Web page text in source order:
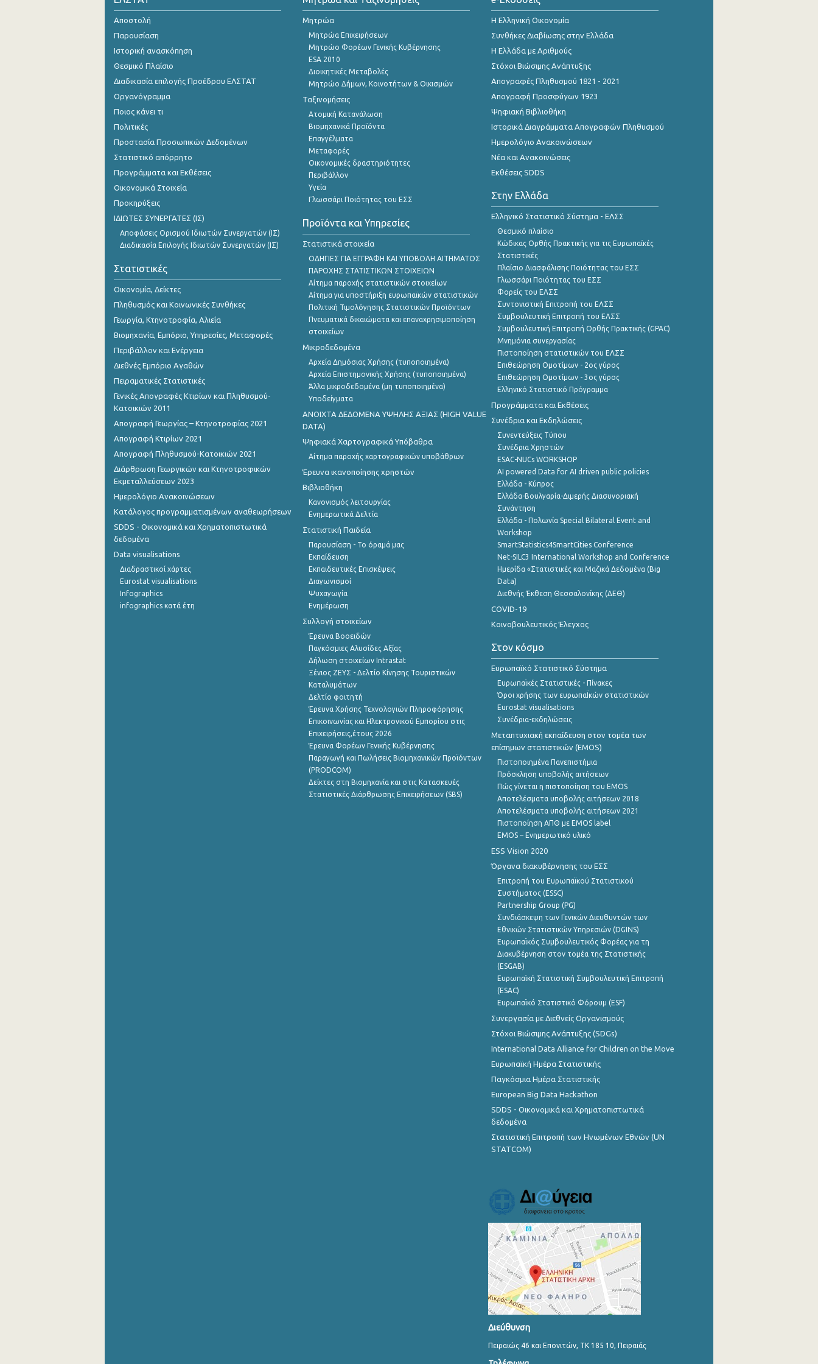
1999
Αποστολή
Παρουσίαση
Ιστορική ανασκόπηση
Θεσμικό Πλαίσιο
Διαδικασία επιλογής Προέδρου ΕΛΣΤΑΤ
Οργανόγραμμα
Ποιος κάνει τι
Πολιτικές
Προστασία Προσωπικών Δεδομένων
Στατιστικό απόρρητο
Προγράμματα και Εκθέσεις
Οικονομικά Στοιχεία
Προκηρύξεις
ΙΔΙΩΤΕΣ ΣΥΝΕΡΓΑΤΕΣ (ΙΣ)
Αποφάσεις Ορισμού Ιδιωτών Συνεργατών (ΙΣ)
Διαδικασία Επιλογής Ιδιωτών Συνεργατών (ΙΣ)
Στατιστικές
Οικονομία, Δείκτες
Πληθυσμός και Κοινωνικές Συνθήκες
Γεωργία, Κτηνοτροφία, Αλιεία
Βιομηχανία, Εμπόριο, Υπηρεσίες, Μεταφορές
Περιβάλλον και Ενέργεια
Διεθνές Εμπόριο Αγαθών
Πειραματικές Στατιστικές
Γενικές Απογραφές Κτιρίων και Πληθυσμού-
Κατοικιών 2011
Απογραφή Γεωργίας – Κτηνοτροφίας 2021
Απογραφή Κτιρίων 2021
Απογραφή Πληθυσμού-Κατοικιών 2021
Διάρθρωση Γεωργικών και Κτηνοτροφικών
Εκμεταλλεύσεων 2023
Ημερολόγιο Ανακοινώσεων
Κατάλογος προγραμματισμένων αναθεωρήσεων
SDDS - Οικονομικά και Χρηματοπιστωτικά
δεδομένα
Data visualisations
Διαδραστικοί χάρτες
Eurostat visualisations
Infographics
infographics κατά έτη
Μητρώα
Μητρώα Επιχειρήσεων
Μητρώο Φορέων Γενικής Κυβέρνησης
ESA 2010
Διοικητικές Μεταβολές
Μητρώο Δήμων, Κοινοτήτων & Οικισμών
Ταξινομήσεις
Ατομική Κατανάλωση
Βιομηχανικά Προϊόντα
Επαγγέλματα
Μεταφορές
Οικονομικές δραστηριότητες
Περιβάλλον
Υγεία
Γλωσσάρι Ποιότητας του ΕΣΣ
Προϊόντα και Υπηρεσίες
Στατιστικά στοιχεία
ΟΔΗΓΙΕΣ ΓΙΑ ΕΓΓΡΑΦΗ ΚΑΙ ΥΠΟΒΟΛΗ ΑΙΤΗΜΑΤΟΣ
ΠΑΡΟΧΗΣ ΣΤΑΤΙΣΤΙΚΩΝ ΣΤΟΙΧΕΙΩΝ
Αίτημα παροχής στατιστικών στοιχείων
Αίτημα για υποστήριξη ευρωπαϊκών στατιστικών
Πολιτική Τιμολόγησης Στατιστικών Προϊόντων
Πνευματικά δικαιώματα και επαναχρησιμοποίηση
στοιχείων
Μικροδεδομένα
Αρχεία Δημόσιας Χρήσης (τυποποιημένα)
Αρχεία Επιστημονικής Χρήσης (τυποποιημένα)
Άλλα μικροδεδομένα (μη τυποποιημένα)
Υποδείγματα
ANOIXTA ΔΕΔΟΜΕΝΑ ΥΨΗΛΗΣ ΑΞΙΑΣ (HIGH VALUE
DATA)
Ψηφιακά Χαρτογραφικά Υπόβαθρα
Αίτημα παροχής χαρτογραφικών υποβάθρων
Έρευνα ικανοποίησης χρηστών
Βιβλιοθήκη
Κανονισμός λειτουργίας
Ενημερωτικά Δελτία
Στατιστική Παιδεία
Παρουσίαση - Το όραμά μας
Εκπαίδευση
Εκπαιδευτικές Επισκέψεις
Διαγωνισμοί
Ψυχαγωγία
Ενημέρωση
Συλλογή στοιχείων
Έρευνα Βοοειδών
Παγκόσμιες Αλυσίδες Αξίας
Δήλωση στοιχείων Intrastat
Ξένιος ΖΕΥΣ - Δελτίο Κίνησης Τουριστικών
Καταλυμάτων
Δελτίο φοιτητή
Έρευνα Χρήσης Τεχνολογιών Πληροφόρησης
Επικοινωνίας και Ηλεκτρονικού Εμπορίου στις
Επιχειρήσεις,έτους 2026
Έρευνα Φορέων Γενικής Κυβέρνησης
Παραγωγή και Πωλήσεις Βιομηχανικών Προϊόντων
(PRODCOM)
Δείκτες στη Βιομηχανία και στις Κατασκευές
Στατιστικές Διάρθρωσης Επιχειρήσεων (SBS)
Η Ελληνική Οικονομία
Συνθήκες Διαβίωσης στην Ελλάδα
Η Ελλάδα με Αριθμούς
Στόχοι Βιώσιμης Ανάπτυξης
Απογραφές Πληθυσμού 1821 - 2021
Απογραφή Προσφύγων 1923
Ψηφιακή Βιβλιοθήκη
Ιστορικά Διαγράμματα Απογραφών Πληθυσμού
Ημερολόγιο Ανακοινώσεων
Νέα και Ανακοινώσεις
Εκθέσεις SDDS
Στην Ελλάδα
Ελληνικό Στατιστικό Σύστημα - ΕΛΣΣ
Θεσμικό πλαίσιο
Κώδικας Ορθής Πρακτικής για τις Ευρωπαϊκές
Στατιστικές
Πλαίσιο Διασφάλισης Ποιότητας του ΕΣΣ
Γλωσσάρι Ποιότητας του ΕΣΣ
Φορείς του ΕΛΣΣ
Συντονιστική Επιτροπή του ΕΛΣΣ
Συμβουλευτική Επιτροπή του ΕΛΣΣ
Συμβουλευτική Επιτροπή Ορθής Πρακτικής (GPAC)
Μνημόνια συνεργασίας
Πιστοποίηση στατιστικών του ΕΛΣΣ
Επιθεώρηση Ομοτίμων - 2ος γύρος
Επιθεώρηση Ομοτίμων - 3ος γύρος
Ελληνικό Στατιστικό Πρόγραμμα
Προγράμματα και Εκθέσεις
Συνέδρια και Εκδηλώσεις
Συνεντεύξεις Τύπου
Συνέδρια Χρηστών
ESAC-NUCs WORKSHOP
AI powered Data for AI driven public policies
Ελλάδα - Κύπρος
Ελλάδα-Βουλγαρία-Διμερής Διασυνοριακή
Συνάντηση
Ελλάδα - Πολωνία Special Bilateral Event and
Workshop
SmartStatistics4SmartCities Conference
Net-SILC3 International Workshop and Conference
Ημερίδα «Στατιστικές και Μαζικά Δεδομένα (Big
Data)
Διεθνής Έκθεση Θεσσαλονίκης (ΔΕΘ)
COVID-19
Κοινοβουλευτικός Έλεγχος
Στον κόσμο
Ευρωπαϊκό Στατιστικό Σύστημα
Ευρωπαϊκές Στατιστικές - Πίνακες
Όροι χρήσης των ευρωπαΪκών στατιστικών
Eurostat visualisations
Συνέδρια-εκδηλώσεις
Μεταπτυχιακή εκπαίδευση στον τομέα των
επίσημων στατιστικών (EMOS)
Πιστοποιημένα Πανεπιστήμια
Πρόσκληση υποβολής αιτήσεων
Πώς γίνεται η πιστοποίηση του EMOS
Αποτελέσματα υποβολής αιτήσεων 2018
Αποτελέσματα υποβολής αιτήσεων 2021
Πιστοποίηση ΑΠΘ με EMOS label
EMOS – Ενημερωτικό υλικό
ESS Vision 2020
Όργανα διακυβέρνησης του ΕΣΣ
Επιτροπή του Ευρωπαϊκού Στατιστικού
Συστήματος (ESSC)
Partnership Group (PG)
Συνδιάσκεψη των Γενικών Διευθυντών των
Εθνικών Στατιστικών Υπηρεσιών (DGINS)
Ευρωπαϊκός Συμβουλευτικός Φορέας για τη
Διακυβέρνηση στον τομέα της Στατιστικής
(ESGAB)
Ευρωπαϊκή Στατιστική Συμβουλευτική Επιτροπή
(ESAC)
Ευρωπαϊκό Στατιστικό Φόρουμ (ESF)
Συνεργασία με Διεθνείς Οργανισμούς
Στόχοι Βιώσιμης Ανάπτυξης (SDGs)
International Data Alliance for Children on the Move
Ευρωπαϊκή Ημέρα Στατιστικής
Παγκόσμια Ημέρα Στατιστικής
European Big Data Hackathon
SDDS - Οικονομικά και Χρηματοπιστωτικά
δεδομένα
Στατιστική Επιτροπή των Ηνωμένων Εθνών (UN
STATCOM)
Διεύθυνση
Πειραιώς 46 και Επονιτών, ΤΚ 185 10, Πειραιάς